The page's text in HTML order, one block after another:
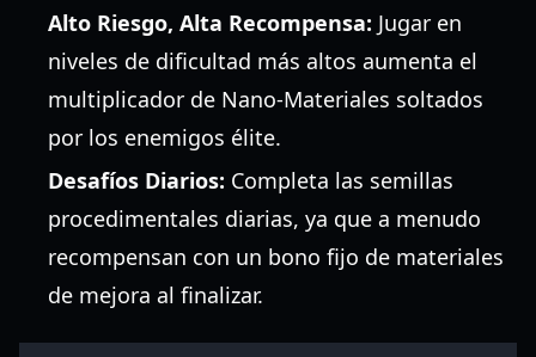
Alto Riesgo, Alta Recompensa: Jugar en
niveles de dificultad más altos aumenta el
multiplicador de Nano-Materiales soltados
por los enemigos élite.
Desafíos Diarios: Completa las semillas
procedimentales diarias, ya que a menudo
recompensan con un bono fijo de materiales
de mejora al finalizar.